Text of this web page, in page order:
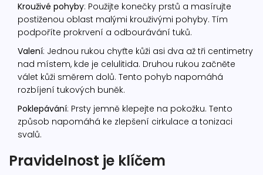
Krouživé pohyby: Použijte konečky prstů a masírujte
postiženou oblast malými krouživými pohyby. Tím
podpoříte prokrvení a odbourávání tuků.
Valení: Jednou rukou chyťte kůži asi dva až tři centimetry
nad místem, kde je celulitida. Druhou rukou začněte
válet kůži směrem dolů. Tento pohyb napomáhá
rozbíjení tukových buněk.
Poklepávání: Prsty jemně klepejte na pokožku. Tento
způsob napomáhá ke zlepšení cirkulace a tonizaci
svalů.
Pravidelnost je klíčem